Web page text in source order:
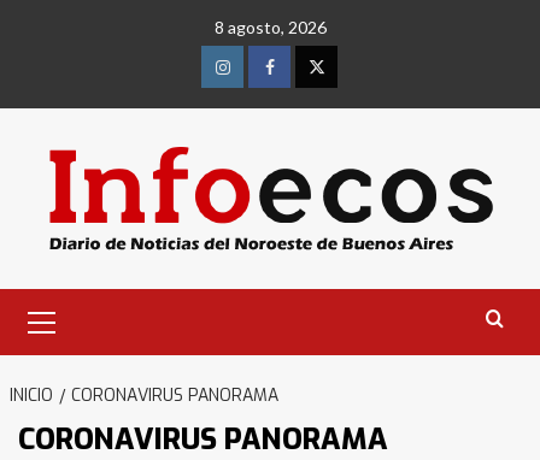
8 agosto, 2026
InstagramFacebookTwitter
primario
INICIO CORONAVIRUS PANORAMA
CORONAVIRUS PANORAMA